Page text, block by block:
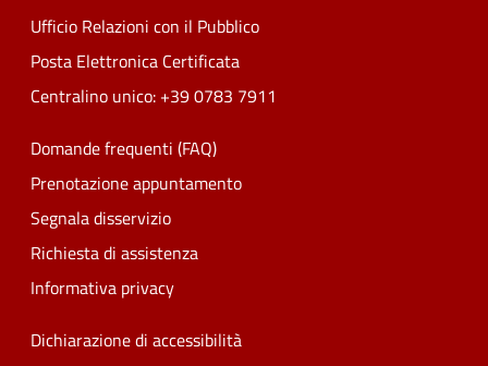
Ufficio Relazioni con il Pubblico
Posta Elettronica Certificata
Centralino unico: +39 0783 7911
Domande frequenti (FAQ)
Prenotazione appuntamento
Segnala disservizio
Richiesta di assistenza
Informativa privacy
Dichiarazione di accessibilità